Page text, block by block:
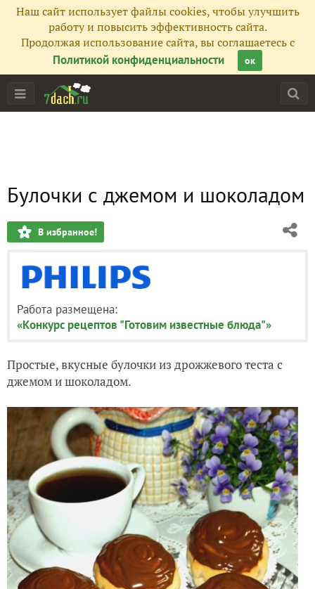
Наш сайт использует файлы cookies, чтобы улучшить
работу и повысить эффективность сайта.
Продолжая использование сайта, вы соглашаетесь с
Политикой конфиденциальности
ок
Булочки с джемом и шоколадом
В избранное!
Работа размещена:
«Конкурс рецептов "Готовим известные блюда"»
Простые, вкусные булочки из дрожжевого теста с
джемом и шоколадом.